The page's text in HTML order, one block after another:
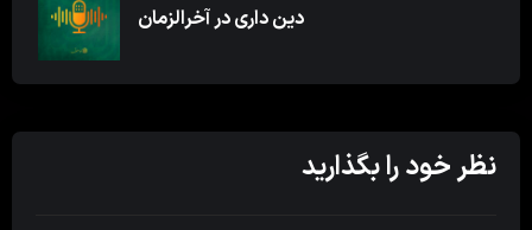
دین داری در آخرالزمان
نظر خود را بگذارید